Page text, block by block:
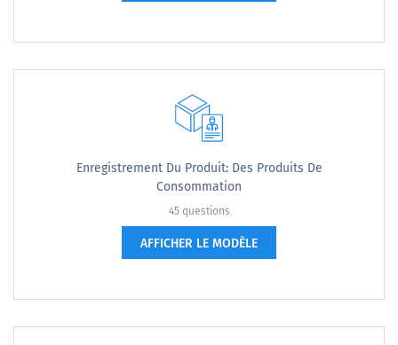
Enregistrement Du Produit: Des Produits De
Consommation
45 questions
AFFICHER LE MODÈLE